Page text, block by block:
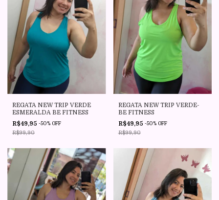
REGATA NEW TRIP VERDE
ESMERALDA BE FITNESS
R$49,95 -50% OFF
R$99,90
REGATA NEW TRIP VERDE-
BE FITNESS
R$49,95 -50% OFF
R$99,90